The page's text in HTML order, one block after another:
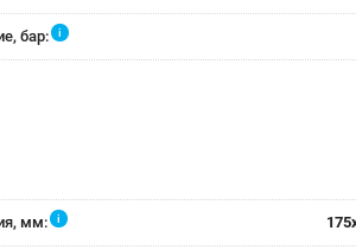
бар: i
мм: i